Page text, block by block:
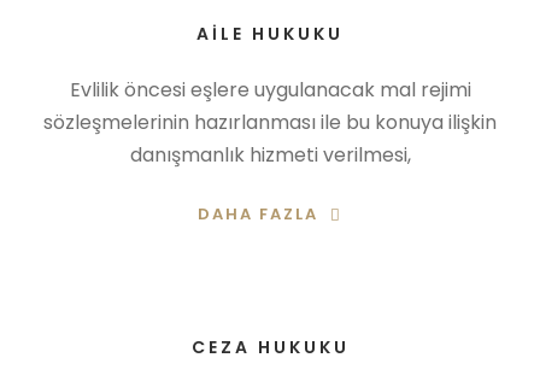
AILE HUKUKU
Evlilik öncesi eşlere uygulanacak mal rejimi
sözleşmelerinin hazırlanması ile bu konuya ilişkin
danışmanlık hizmeti verilmesi,
DAHA FAZLA
CEZA HUKUKU